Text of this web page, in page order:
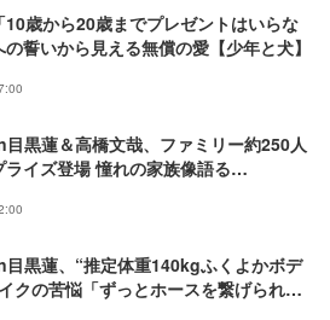
10歳から20歳までプレゼントはいらな
誓いから見える無償の愛【少年と犬】
黒蓮＆高橋文哉、ファミリー約250人
ライズ登場 憧れの家族像語る
黒蓮、“推定体重140kgふくよかボデ
クの苦悩「ずっとホースを繋げられ